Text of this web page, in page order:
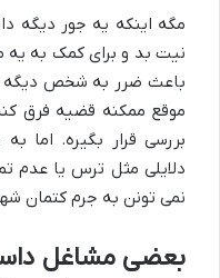
مگه اینکه یه جور دیگه
نیت بد و برای کمک به یه
باعث ضرر به شخص دیگه
موقع ممکنه قضیه فرق
بررسی قرار بگیره. اما
دلایلی مثل ترس یا عدم
نمی تونن به جرم کتمان
بعضی مشاغل